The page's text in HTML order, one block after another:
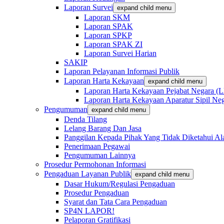
Laporan Survei expand child menu
Laporan SKM
Laporan SPAK
Laporan SPKP
Laporan SPAK ZI
Laporan Survei Harian
SAKIP
Laporan Pelayanan Informasi Publik
Laporan Harta Kekayaan expand child menu
Laporan Harta Kekayaan Pejabat Negara
Laporan Harta Kekayaan Aparatur Sipil
Pengumuman expand child menu
Denda Tilang
Lelang Barang Dan Jasa
Panggilan Kepada Pihak Yang Tidak Diketahui
Penerimaan Pegawai
Pengumuman Lainnya
Prosedur Permohonan Informasi
Pengaduan Layanan Publik expand child menu
Dasar Hukum/Regulasi Pengaduan
Prosedur Pengaduan
Syarat dan Tata Cara Pengaduan
SP4N LAPOR!
Pelaporan Gratifikasi